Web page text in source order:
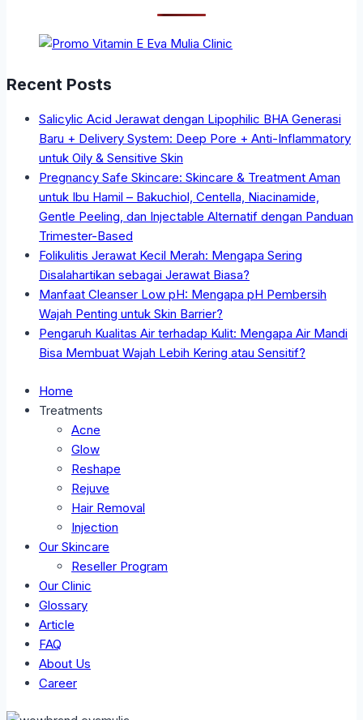
Recent Posts
Salicylic Acid Jerawat dengan Lipophilic BHA Generasi
Baru + Delivery System: Deep Pore + Anti-Inflammatory
untuk Oily & Sensitive Skin
Pregnancy Safe Skincare: Skincare & Treatment Aman
untuk Ibu Hamil – Bakuchiol, Centella, Niacinamide,
Gentle Peeling, dan Injectable Alternatif dengan Panduan
Trimester-Based
Folikulitis Jerawat Kecil Merah: Mengapa Sering
Disalahartikan sebagai Jerawat Biasa?
Manfaat Cleanser Low pH: Mengapa pH Pembersih
Wajah Penting untuk Skin Barrier?
Pengaruh Kualitas Air terhadap Kulit: Mengapa Air Mandi
Bisa Membuat Wajah Lebih Kering atau Sensitif?
Home
Treatments
Acne
Glow
Reshape
Rejuve
Hair Removal
Injection
Our Skincare
Reseller Program
Our Clinic
Glossary
Article
FAQ
About Us
Career